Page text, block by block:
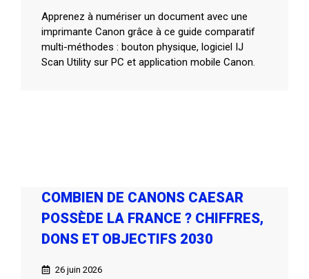
Apprenez à numériser un document avec une
imprimante Canon grâce à ce guide comparatif
multi-méthodes : bouton physique, logiciel IJ
Scan Utility sur PC et application mobile Canon.
COMBIEN DE CANONS CAESAR
POSSÈDE LA FRANCE ? CHIFFRES,
DONS ET OBJECTIFS 2030
26 juin 2026